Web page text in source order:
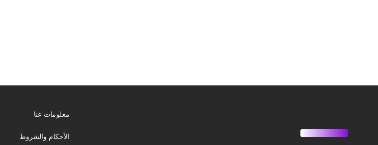
معلومات عنا
الأحكام والشروط